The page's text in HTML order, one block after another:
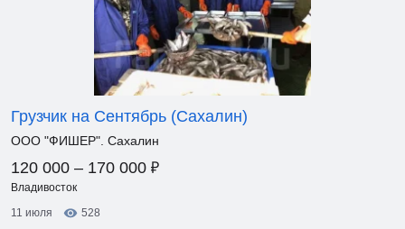
Грузчик на Сентябрь (Сахалин)
ООО "ФИШЕР". Сахалин
120 000 – 170 000 ₽
Владивосток
11 июля
528